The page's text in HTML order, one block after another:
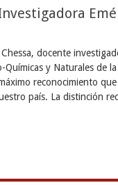
Chessa, docente
Químicas y Naturales de
reconocimiento
país. La distinción